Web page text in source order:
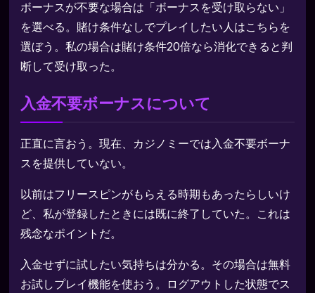
ボーナスが不要な場合は「ボーナスを受け取らない」
を選べる。賭け条件なしでプレイしたい人はこちらを
選ぼう。私の場合は賭け条件20倍なら消化できると判
断して受け取った。
入金不要ボーナスについて
正直に言おう。現在、カジノミーでは入金不要ボーナ
スを提供していない。
以前はフリースピンがもらえる時期もあったらしいけ
ど、私が登録したときには既に終了していた。これは
残念なポイントだ。
入金せずに試したい気持ちは分かる。その場合は無料
お試しプレイ機能を使おう。ログアウトした状態でス